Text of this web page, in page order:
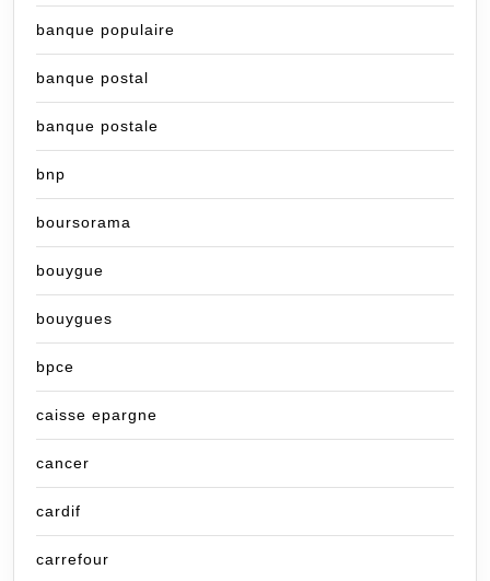
banque populaire
banque postal
banque postale
bnp
boursorama
bouygue
bouygues
bpce
caisse epargne
cancer
cardif
carrefour